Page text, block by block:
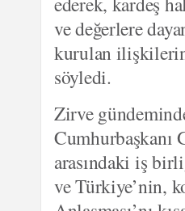
ve değerlere
kurulan
söyledi.
Zirve
Cumhurbaşkanı
arasındaki iş
ve Türkiye’nin,